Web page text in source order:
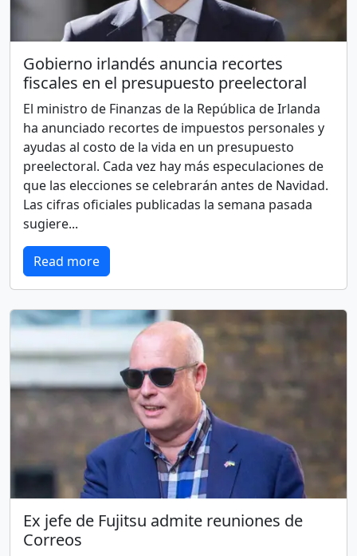
Gobierno irlandés anuncia recortes
fiscales en el presupuesto preelectoral
El ministro de Finanzas de la República de Irlanda
ha anunciado recortes de impuestos personales y
ayudas al costo de la vida en un presupuesto
preelectoral. Cada vez hay más especulaciones de
que las elecciones se celebrarán antes de Navidad.
Las cifras oficiales publicadas la semana pasada
sugiere...
Read more
Ex jefe de Fujitsu admite reuniones de
Correos